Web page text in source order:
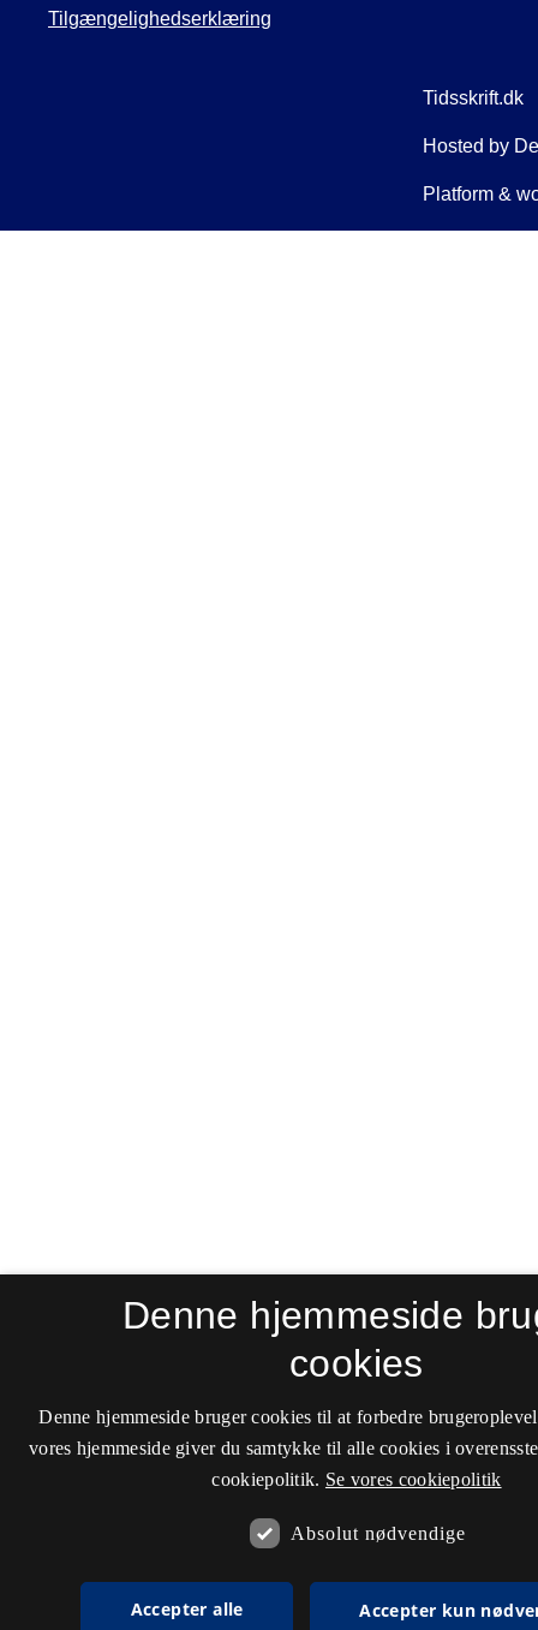
Tilgængelighedserklæring
Denne hjemmeside
cookies
Denne hjemmeside bruger cookies til at forbedre
vores hjemmeside giver du samtykke til alle cookies i
cookiepolitik. Se vores cookiepolitik
Absolut nødvendige
Accepter alle Accepter kun